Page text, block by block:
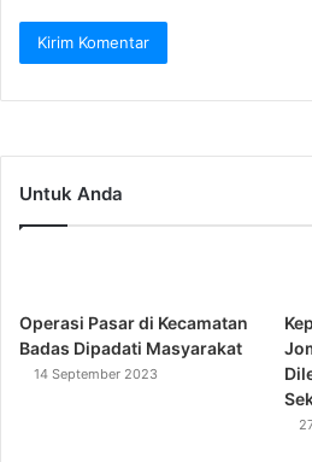
Untuk Anda
Operasi Pasar di Kecamatan
Badas Dipadati Masyarakat
14 September 2023